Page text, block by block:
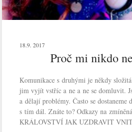
18.9. 2017
Proč mi nikdo
Komunikace s druhými je někdy
jim vyjít vstříc a ne a ne se domluvit.
a dělají problémy. Často se dostaneme
s tím dál. Znáte to? Odkazy na
KRÁLOVSTVÍ JAK UZDRAVIT